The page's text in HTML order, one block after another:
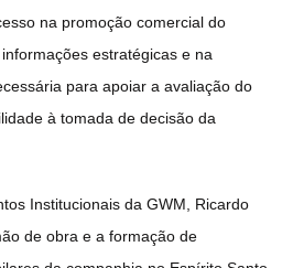
na promoção comercial do
estratégicas e na
para apoiar a avaliação do
à tomada de decisão da
Institucionais da GWM, Ricardo
de obra e a formação de